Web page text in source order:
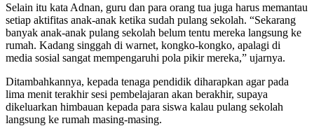
Selain itu kata Adnan, guru dan para orang tua juga harus memantau
setiap aktifitas anak-anak ketika sudah pulang sekolah. “Sekarang
banyak anak-anak pulang sekolah belum tentu mereka langsung ke
rumah. Kadang singgah di warnet, kongko-kongko, apalagi di
media sosial sangat mempengaruhi pola pikir mereka,” ujarnya.
Ditambahkannya, kepada tenaga pendidik diharapkan agar pada
lima menit terakhir sesi pembelajaran akan berakhir, supaya
dikeluarkan himbauan kepada para siswa kalau pulang sekolah
langsung ke rumah masing-masing.